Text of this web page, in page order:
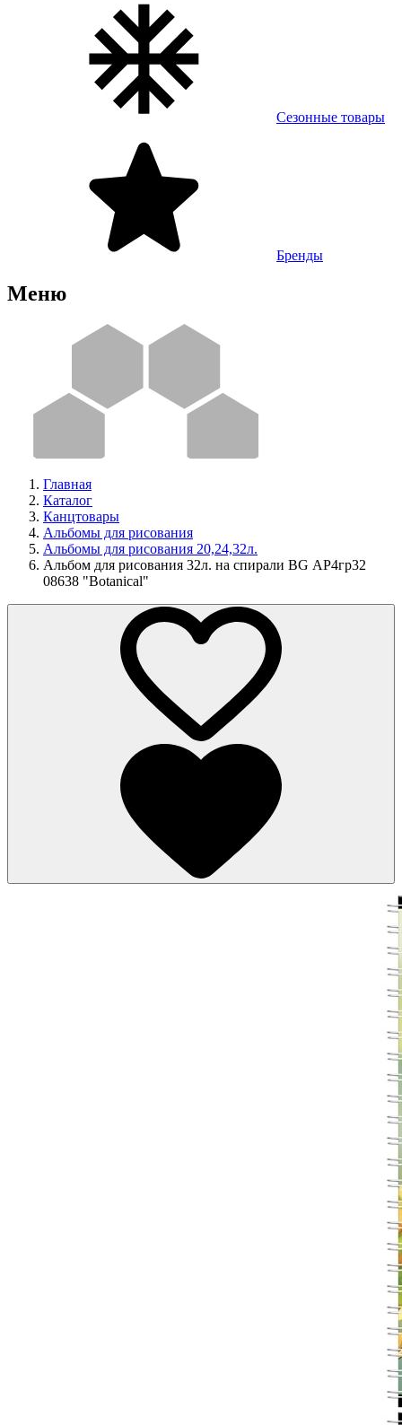
Сезонные товары
Бренды
Меню
Главная
Каталог
Канцтовары
Альбомы для рисования
Альбомы для рисования 20,24,32л.
Альбом для рисования 32л. на спирали BG АР4гр32
08638 "Botanical"